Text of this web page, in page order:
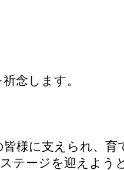
念します。
皆様に支えられ、
テージを迎えよう